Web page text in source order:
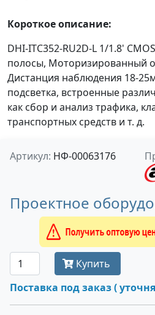
Короткое описание:
DHI-ITC352-RU2D-L 1/1.8'
полосы, Моторизированный
Дистанция наблюдения 18-
подсветка, встроенные
как сбор и анализ трафика,
транспортных средств и т. д.
Артикул: НФ-00063176
Проектное
Получить
Купить
Поставка под заказ (